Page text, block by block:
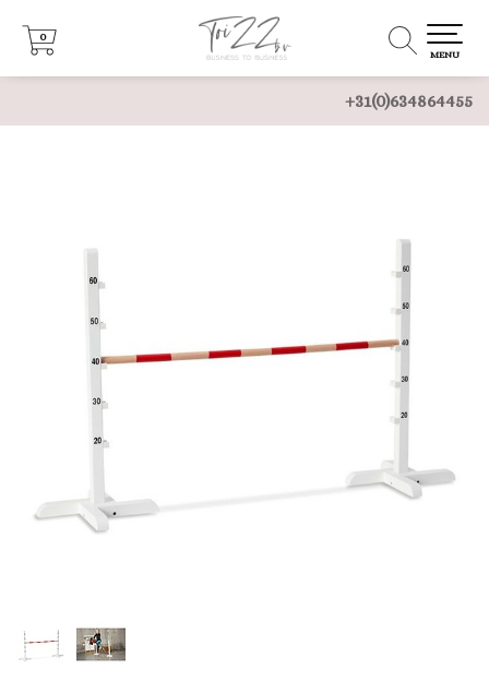
+31(0)634864455
0
0
MENU